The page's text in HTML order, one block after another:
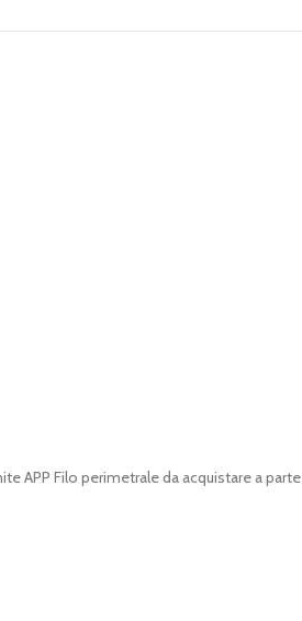
APP Filo perimetrale da acquistare a parte